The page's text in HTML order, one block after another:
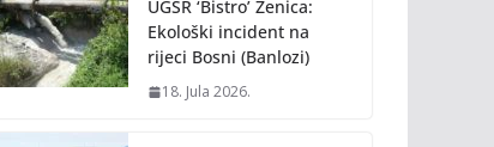
UGSR ‘Bistro’ Zenica:
Ekološki incident na
rijeci Bosni (Banlozi)
18. Jula 2026.